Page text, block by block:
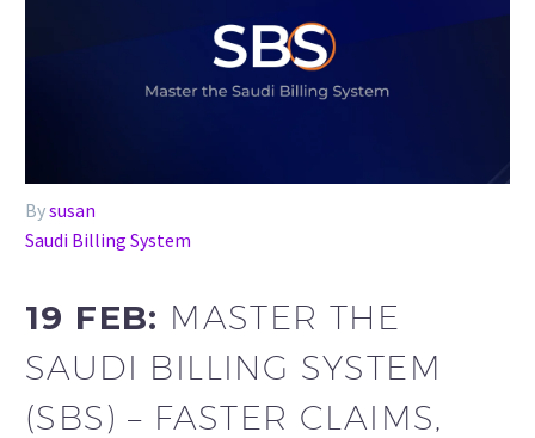
Bysusan
Saudi Billing System
19 FEB: MASTER THE
SAUDI BILLING SYSTEM
(SBS) – FASTER CLAIMS,